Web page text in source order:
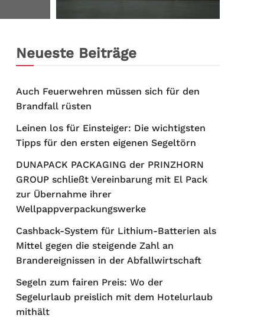
Neueste Beiträge
Auch Feuerwehren müssen sich für den
Brandfall rüsten
Leinen los für Einsteiger: Die wichtigsten
Tipps für den ersten eigenen Segeltörn
DUNAPACK PACKAGING der PRINZHORN
GROUP schließt Vereinbarung mit El Pack
zur Übernahme ihrer
Wellpappverpackungswerke
Cashback-System für Lithium-Batterien als
Mittel gegen die steigende Zahl an
Brandereignissen in der Abfallwirtschaft
Segeln zum fairen Preis: Wo der
Segelurlaub preislich mit dem Hotelurlaub
mithält